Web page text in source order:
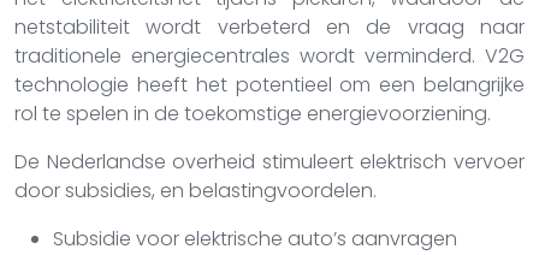
netstabiliteit wordt verbeterd en de vraag naar
traditionele energiecentrales wordt verminderd. V2G
technologie heeft het potentieel om een belangrijke
rol te spelen in de toekomstige energievoorziening.
De Nederlandse overheid stimuleert elektrisch vervoer
door subsidies, en belastingvoordelen.
Subsidie voor elektrische auto’s aanvragen